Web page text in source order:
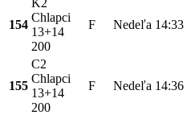
154
K2
Chlapci
13+14
200
F Nedeľa 14:33
155
C2
Chlapci
13+14
200
F Nedeľa 14:36